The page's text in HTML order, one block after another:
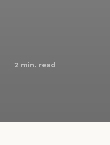
2 min. read